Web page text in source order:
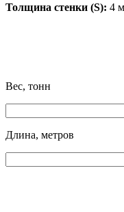
Толщина стенки (S): 4
Вес, тонн
Длина, метров